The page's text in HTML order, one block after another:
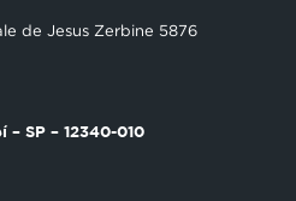
de Jesus Zerbine 5876
– SP – 12340-010